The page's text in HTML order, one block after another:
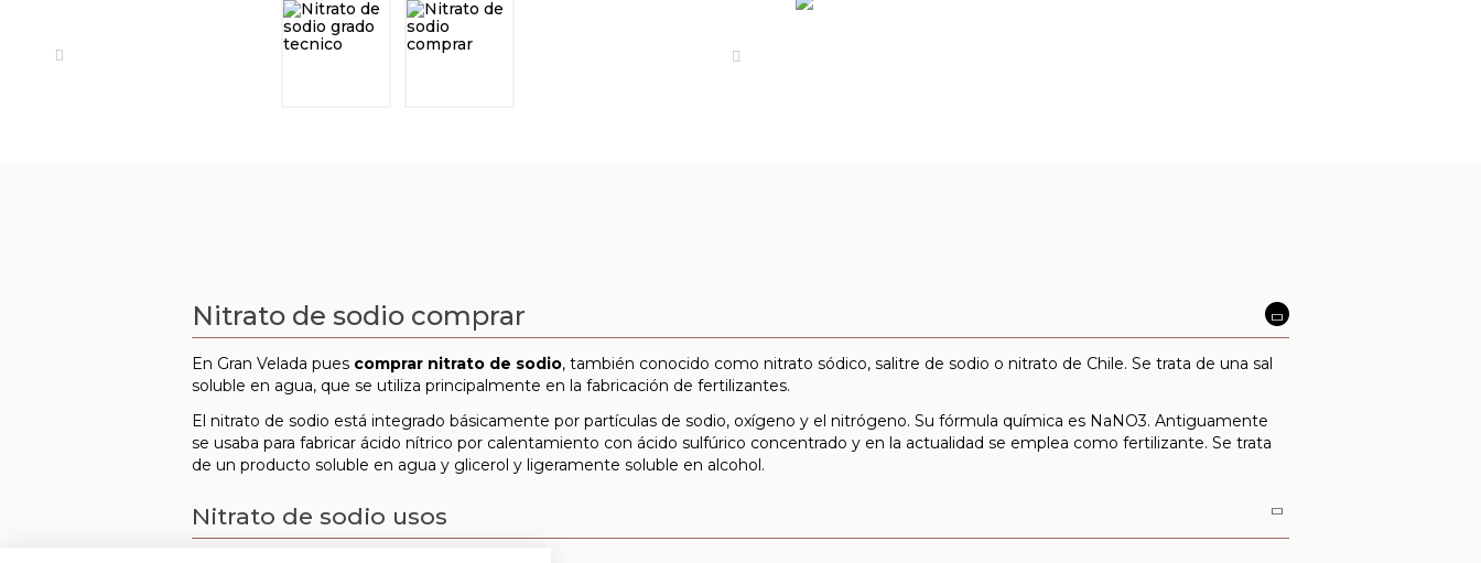
Nitrato de sodio comprar
En Gran Velada pues comprar nitrato de sodio, también conocido como nitrato sódico, salitre de sodio o nitrato de Chile. Se trata de una sal
soluble en agua, que se utiliza principalmente en la fabricación de fertilizantes.
El nitrato de sodio está integrado básicamente por partículas de sodio, oxígeno y el nitrógeno. Su fórmula química es NaNO3. Antiguamente
se usaba para fabricar ácido nítrico por calentamiento con ácido sulfúrico concentrado y en la actualidad se emplea como fertilizante. Se trata
de un producto soluble en agua y glicerol y ligeramente soluble en alcohol.
Nitrato de sodio usos